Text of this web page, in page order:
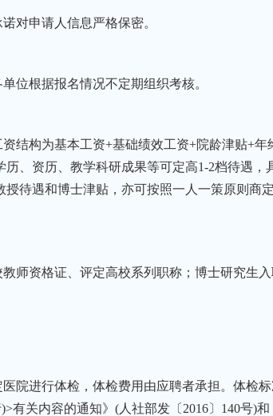
对申请人信息严格保密。
位根据报名情况不定期组织考核。
结构为基本工资+基础绩效工资+院龄津贴+年
、资历、教学科研成果等可定高1-2档待遇，
待遇和博士津贴，亦可按照一人一策原则商
师资格证、评定高校系列职称；博士研究生
院进行体检，体检费用由应聘者承担。体检
有关内容的通知》(人社部发〔2016〕140号)